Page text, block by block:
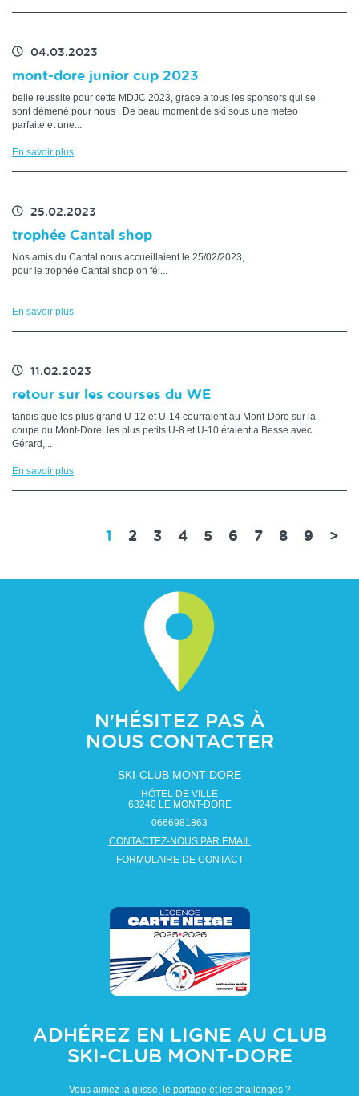
04.03.2023
mont-dore junior cup 2023
belle reussite pour cette MDJC 2023, grace a tous les sponsors qui se
sont démené pour nous . De beau moment de ski sous une meteo
parfaite et une...
En savoir plus
25.02.2023
trophée Cantal shop
Nos amis du Cantal nous accueillaient le 25/02/2023,
pour le trophée Cantal shop on fél...
En savoir plus
11.02.2023
retour sur les courses du WE
tandis que les plus grand U-12 et U-14 courraient au Mont-Dore sur la
coupe du Mont-Dore, les plus petits U-8 et U-10 étaient a Besse avec
Gérard,...
En savoir plus
1 (current)
2 3 4 5 6 7 8 9 >
N'HÉSITEZ PAS À
NOUS CONTACTER
SKI-CLUB MONT-DORE
HÔTEL DE VILLE
63240 LE MONT-DORE
0666981863
CONTACTEZ-NOUS PAR EMAIL
FORMULAIRE DE CONTACT
ADHÉREZ EN LIGNE AU CLUB
SKI-CLUB MONT-DORE
Vous aimez la glisse, le partage et les challenges ?